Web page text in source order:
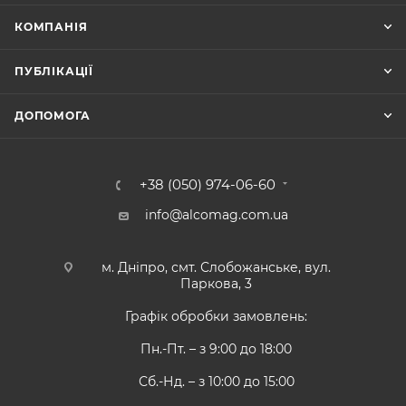
КОМПАНІЯ
ПУБЛІКАЦІЇ
ДОПОМОГА
+38 (050) 974-06-60
info@alcomag.com.ua
м. Дніпро, смт. Слобожанське, вул.
Паркова, 3
Графік обробки замовлень:
Пн.-Пт. – з 9:00 до 18:00
Сб.-Нд. – з 10:00 до 15:00